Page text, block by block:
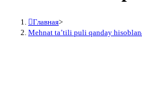
Главная>
Mehnat ta’tili puli qanday